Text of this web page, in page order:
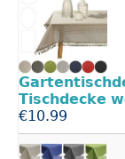
Tischdecke
€10.99